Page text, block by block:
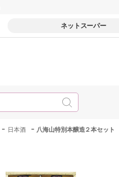
ネットスーパー
- 日本酒 - 八海山特別本醸造２本セット